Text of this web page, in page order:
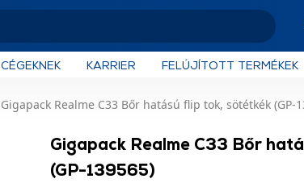
CÉGEKNEK KARRIER FELÚJÍTOTT TERMÉKEK
Gigapack Realme C33 Bőr hatású flip tok, sötétkék (GP-
Gigapack Realme C33 Bőr
(GP-139565)